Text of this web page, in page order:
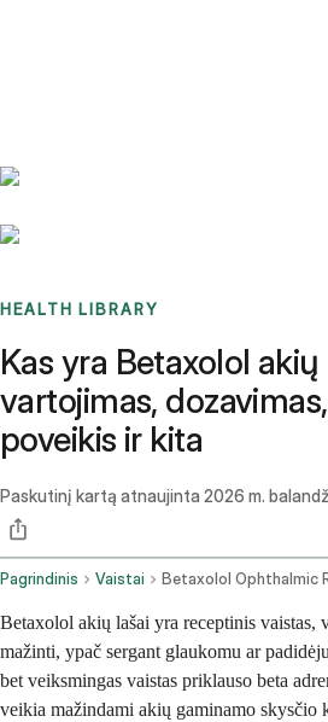
HEALTH LIBRARY
Kas yra Betaxolol akių
vartojimas,
poveikis ir kita
Paskutinį kartą atnaujinta 2026 m.
Pagrindinis Vaistai Betaxolol Ophthalmic
Betaxolol akių lašai yra receptinis vaistas,
mažinti, ypač sergant glaukomu ar
bet veiksmingas vaistas priklauso beta
veikia mažindami akių gaminamo skysčio